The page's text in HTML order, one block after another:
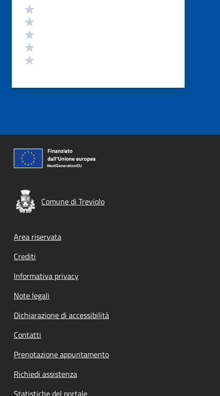
Valutazione
Comune di Treviolo
Footer menu
Area riservata
Crediti
Informativa privacy
Note legali
Dichiarazione di accessibilità
Contatti
Prenotazione appuntamento
Richiedi assistenza
Statistiche del portale